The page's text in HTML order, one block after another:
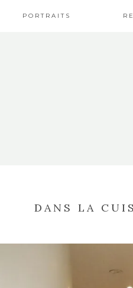
PORTRAITS
DANS LA